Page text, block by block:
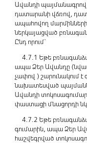
Ավանդի պայմանագրով
դատարանի վճռով,
ապահովող
ներկայացված
Ընդ որում`
4.7.1 Եթե
ապա Ձեր Ավանդը
չափով ) շարունակում
նախատեսված
Ավանդի
փաստացի մնացորդի
4.7.2 Եթե
գումարին, ապա Ձեր
հաշվեգրված